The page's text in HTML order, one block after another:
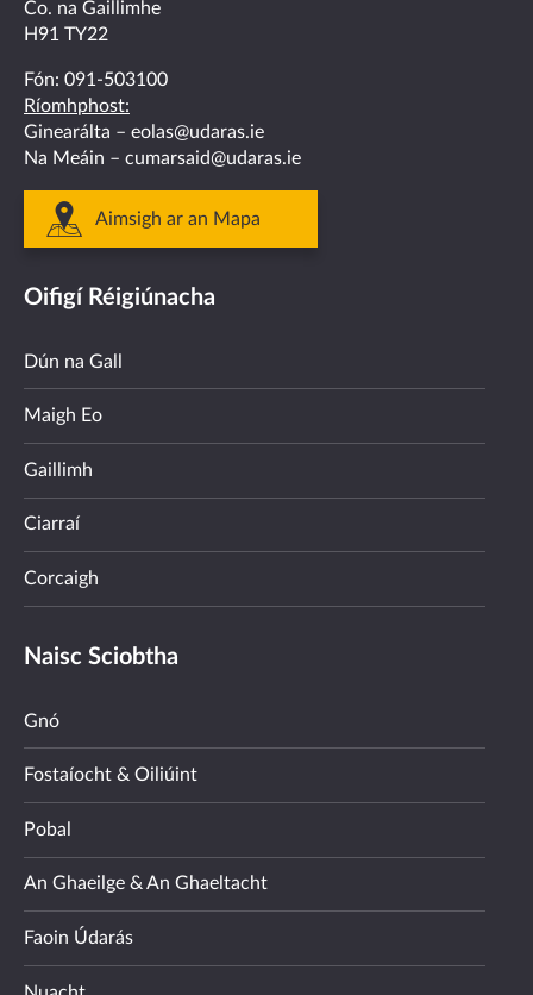
Co. na Gaillimhe
H91 TY22
Fón: 091-503100
Ríomhphost:
Ginearálta – eolas@udaras.ie
Na Meáin – cumarsaid@udaras.ie
Aimsigh ar an Mapa
Oifigí Réigiúnacha
Dún na Gall
Maigh Eo
Gaillimh
Ciarraí
Corcaigh
Naisc Sciobtha
Gnó
Fostaíocht & Oiliúint
Pobal
An Ghaeilge & An Ghaeltacht
Faoin Údarás